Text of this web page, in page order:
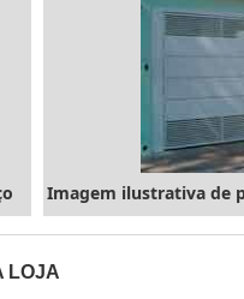
Imagem ilustrativa de
LOJA